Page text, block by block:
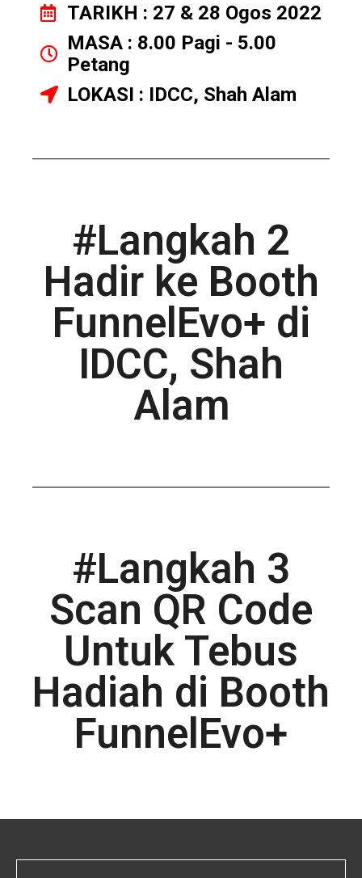
TARIKH : 27 & 28 Ogos 2022
MASA : 8.00 Pagi - 5.00
Petang
LOKASI : IDCC, Shah Alam
#Langkah 2
Hadir ke Booth
FunnelEvo+ di
IDCC, Shah
Alam
#Langkah 3
Scan QR Code
Untuk Tebus
Hadiah di Booth
FunnelEvo+